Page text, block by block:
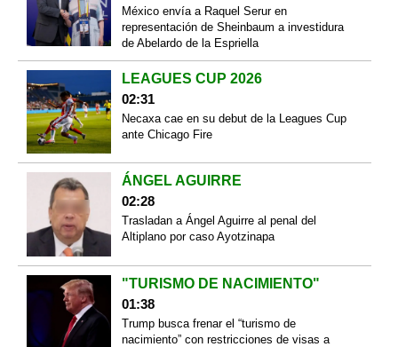
México envía a Raquel Serur en
representación de Sheinbaum a investidura
de Abelardo de la Espriella
LEAGUES CUP 2026
02:31
Necaxa cae en su debut de la Leagues Cup
ante Chicago Fire
ÁNGEL AGUIRRE
02:28
Trasladan a Ángel Aguirre al penal del
Altiplano por caso Ayotzinapa
"TURISMO DE NACIMIENTO"
01:38
Trump busca frenar el “turismo de
nacimiento” con restricciones de visas a